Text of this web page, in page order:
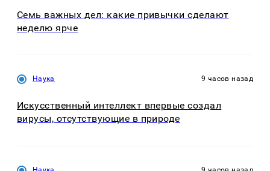
Семь важных дел: какие привычки сделают
неделю ярче
Наука 9 часов назад
Искусственный интеллект впервые создал
вирусы, отсутствующие в природе